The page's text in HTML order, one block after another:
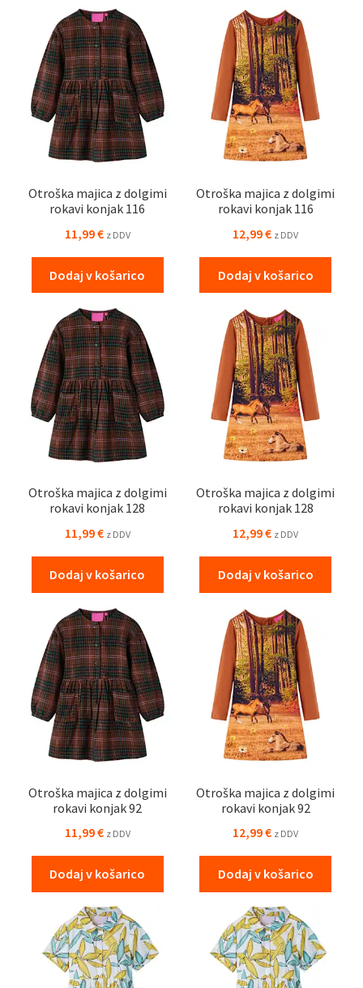
Otroška majica z dolgimi
rokavi konjak 116
11,99€ z DDV
Dodaj v košarico
Otroška majica z dolgimi
rokavi konjak 116
12,99€ z DDV
Dodaj v košarico
Otroška majica z dolgimi
rokavi konjak 128
11,99€ z DDV
Dodaj v košarico
Otroška majica z dolgimi
rokavi konjak 128
12,99€ z DDV
Dodaj v košarico
Otroška majica z dolgimi
rokavi konjak 92
11,99€ z DDV
Dodaj v košarico
Otroška majica z dolgimi
rokavi konjak 92
12,99€ z DDV
Dodaj v košarico